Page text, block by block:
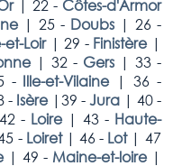
| 22 - Côtes-d'Armor
| 25 - Doubs | 26 -
et-Loir |29 - Finistère |
| 32 - Gers | 33 -
- Ille-et-Vilaine | 36 -
- Isère | 39 -Jura | 40 -
42 - Loire | 43 - Haute-
- Loiret |46 - Lot | 47
| 49 - Maine-et-loire |